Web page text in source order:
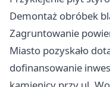
Demontaż obróbek
Zagruntowanie
Miasto pozyskało
dofinansowanie